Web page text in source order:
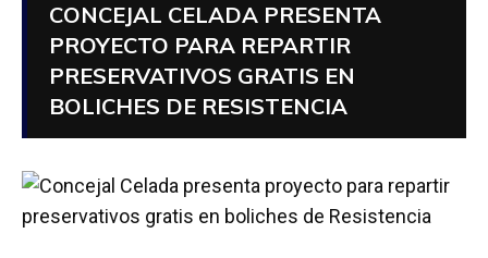
CONCEJAL CELADA PRESENTA
PROYECTO PARA REPARTIR
PRESERVATIVOS GRATIS EN
BOLICHES DE RESISTENCIA